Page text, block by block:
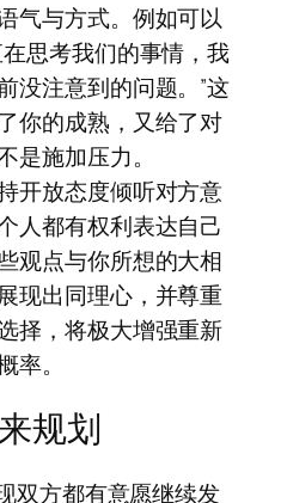
气与方式。例如可以
思考我们的事情，我
没注意到的问题。”这
你的成熟，又给了对
是施加压力。
开放态度倾听对方意
人都有权利表达自己
观点与你所想的大相
现出同理心，并尊重
择，将极大增强重新
率。
规划
双方都有意愿继续发